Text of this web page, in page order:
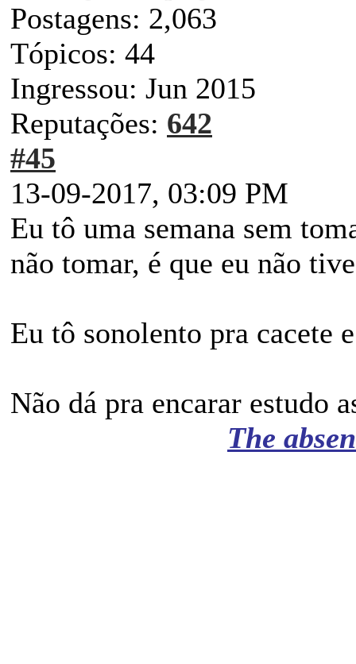
Postagens: 2,063
Tópicos: 44
Ingressou: Jun 2015
Reputações: 642
#45
13-09-2017, 03:09 PM
Eu tô uma semana sem
não tomar, é que eu não
Eu tô sonolento pra cacete
Não dá pra encarar estudo
The